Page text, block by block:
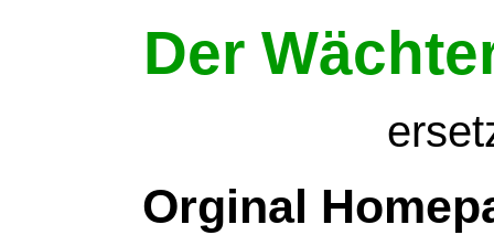
Der
Orginal